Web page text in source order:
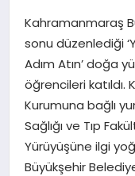
SAĞLIK
GENEL
SPOR
İLÇE HABERLERI
Kahramanmaraş
sonu düzenlediği
Adım Atın’ doğa
öğrencileri
Kurumuna bağlı
Sağlığı ve Tıp
Yürüyüşüne ilgi
Büyükşehir